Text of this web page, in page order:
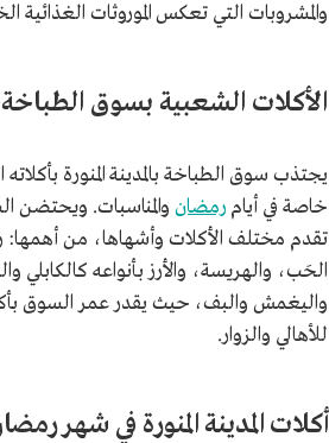
والمشروبات التي تعكس الموروثات الغذائية
الأكلات الشعبية بسوق الطباخة
يجتذب سوق الطباخة بالمدينة المنورة بأكلاته
خاصة في أيام رمضان والمناسبات. ويحتضن
تقدم مختلف الأكلات وأشهاها، من أهمها:
الحَب، والهريسة، والأرز بأنواعه كالكابلي
للأهالي والزوار.
أكلات المدينة المنورة في شهر